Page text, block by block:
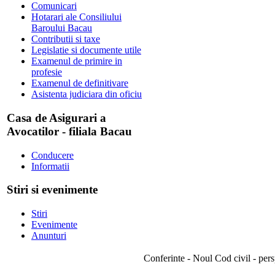
Comunicari
Hotarari ale Consiliului
Baroului Bacau
Contributii si taxe
Legislatie si documente utile
Examenul de primire in
profesie
Examenul de definitivare
Asistenta judiciara din oficiu
Casa de Asigurari a
Avocatilor - filiala Bacau
Conducere
Informatii
Stiri si evenimente
Stiri
Evenimente
Anunturi
Conferinte - Noul Cod civil -